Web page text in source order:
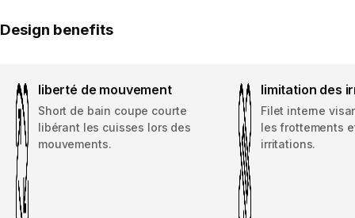
Design benefits
liberté de mouvement
Short de bain coupe courte
libérant les cuisses lors des
mouvements.
limitation des
Filet interne
les frottements
irritations.